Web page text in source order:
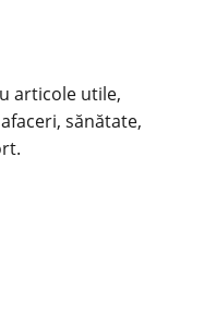
articole utile,
sănătate,